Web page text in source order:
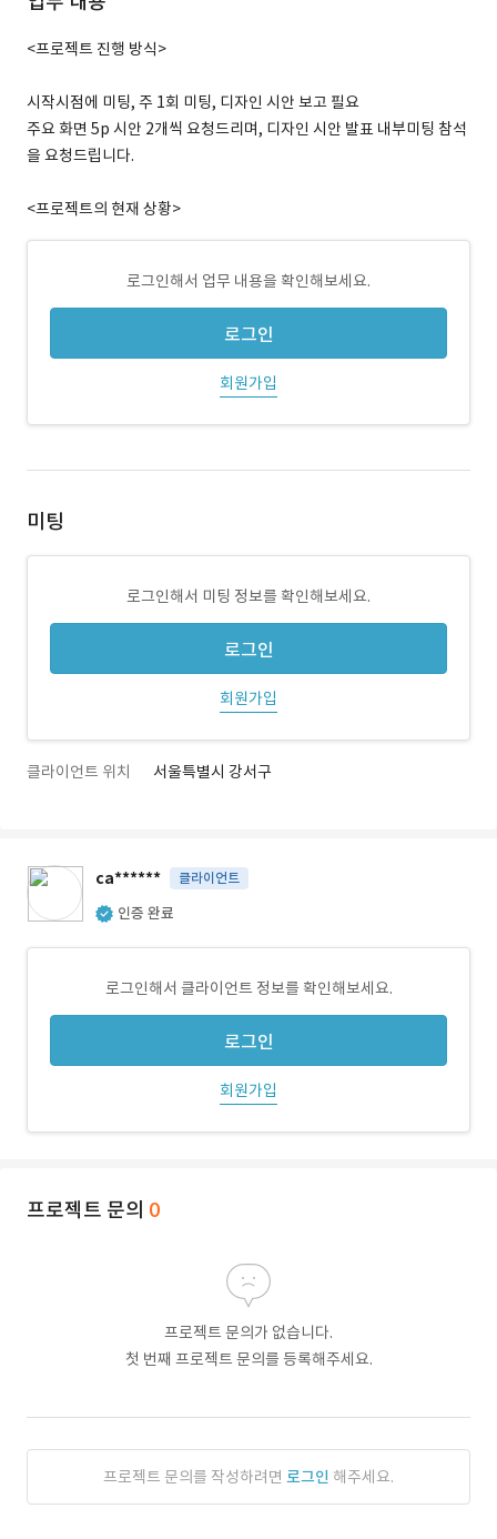
<프로젝트 진행 방식>
시작시점에 미팅, 주 1회 미팅, 디자인 시안 보고 필요
주요 화면 5p 시안 2개씩 요청드리며, 디자인 시안 발표 내부미팅 참석
을 요청드립니다.
<프로젝트의 현재 상황>
로그인해서 업무 내용을 확인해보세요.
로그인
회원가입
미팅
로그인해서 미팅 정보를 확인해보세요.
로그인
회원가입
클라이언트 위치 서울특별시 강서구
ca****** 클라이언트
인증 완료
로그인해서 클라이언트 정보를 확인해보세요.
로그인
회원가입
프로젝트 문의 0
프로젝트 문의가 없습니다.
첫 번째 프로젝트 문의를 등록해주세요.
프로젝트 문의를 작성하려면 로그인 해주세요.